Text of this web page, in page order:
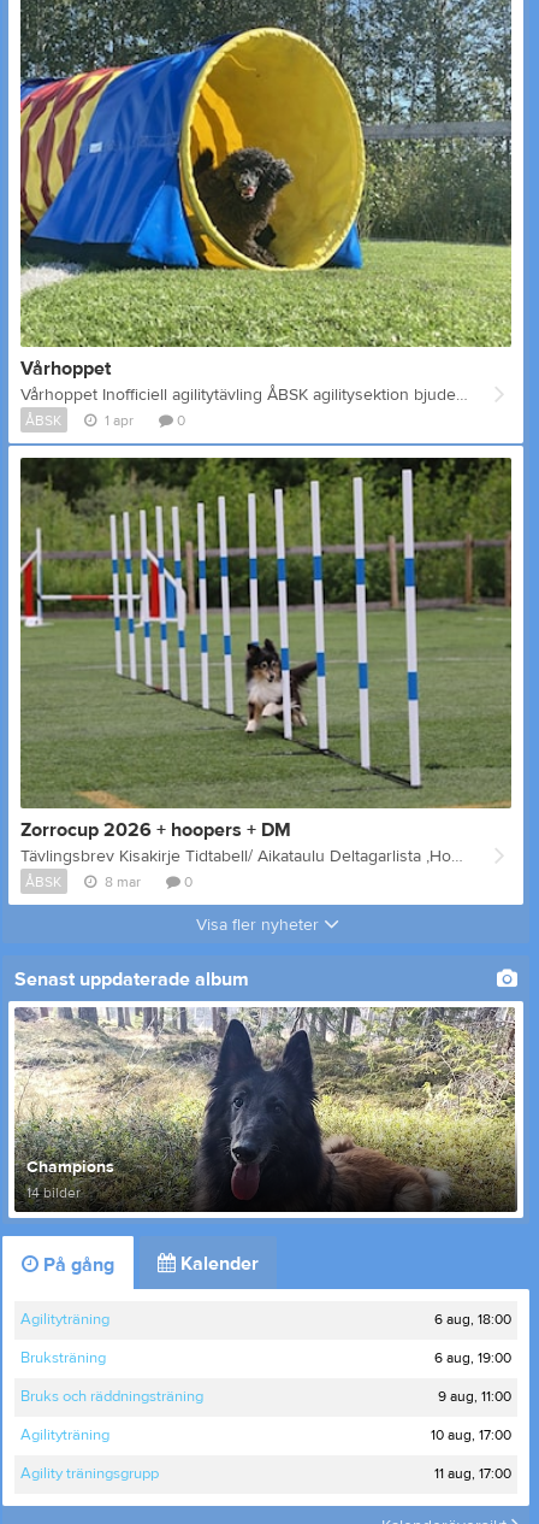
Vårhoppet
Vårhoppet Inofficiell agilitytävling ÅBSK agilitysektion bjuder in till (inoff) VÅRHOPPET på agilityplanerna i torp. När? 29.4.2026 kl 18.00 Klass? Hoppklasser: Klass 1/2 Klass 3 Domare. Sofia Bergman Ta din chans att känna på tävlingsnerverna inför ZorroCup! Anmäl genom att skicka ett meddelande till Sofia Karlsson med klass, storlek samt ditt och hundens namn. 7 euro per start för medlemmar i ÅBSK, 10 euro per start icke medlemmar. Ålands Bruks- och sällskapshundklubb IBAN: FI91 6601 0001 0947 13 Referensnummer: 45900 Ska du vara funktionär på ZorroCup? Nya uppgifter? Ta chansen att öva på funktionärsuppgifterna innan officiella tävlingen! Vi hjälps åt så alla känner sig trygga inför maj. Anmäl dig här till Sofia Karlssonom du kan tänka dig hjälpa till på Inoff Vårhoppet, vi blir tacksamma
ÅBSK 1 apr 0
Zorrocup 2026 + hoopers + DM
Tävlingsbrev Kisakirje Tidtabell/ Aikataulu Deltagarlista ,Hoopers 8.5 Deltagarlista agility I år ordnas våra officiella agilitytävlingar Zorrocup 9-10 maj. På kvällen 8 maj ordnas officiell hooperstävling. Söndagen den 10 maj hålls Ålands Kenneldistrikts distriktsmästerskap. Domare: Arto Laitinen Hoopers kvällstävling: Två tävlingar för klass 1 och 2 (A och B) Tävlingarna hålls på inhägnat konstgräs. Zorrocupen: På lördag är det tre tävlingar för alla klasser och en fjärde tävling för klass 1 och 2. På söndag har alla två tävlingar. Tävling A och C är hopp och B är agility. Tävling D (endast klass 1 och 2) är agility. Tävling E är agility och F är hopp. Agilitytävlingarna hålls på en stor konstgräsplan och hopp på naturgräs. Båda banorna är inhägnade. På lördag är startordningen 1A,1B,1C,1D 2A,2B,2C,2D, 3A,3B,3C Och på söndagen 3E,3F,2E,2F,1E,1F Zorrocup består av tävlingarna A,B,C, På lördagen startar klass 3 ungefär 15.00 och klass 1 och 2 avgörs innan det. Och på söndagen beräknas tävlingarna vara klara så att de som skall till Åbo hinner med eftermiddagsfärjan. Anmälningarna görs via KITU, SAGIS tävlingskalender senast 27.4 Anmälningsavgift 14e per start (11e med ÅBSK licens) IBAN: FI91 6601 0001 0947 13 Referensnummer: 45900 Mätning av hundar Förfrågningar samt anmälan till mätning skickas till Sofia Bergman, sofia.bergman@outlook.com OBS! Hundarna skall vara vaccinerade enligt Finska Kennelklubbens direktiv, och hundar som kommer från Sverige skall även vara avmaskade mot dvärgbandmask. Obs följande ÅBSK:s agilitytävlingar hålls den 12-13 september. Domare: Michaela Jansson från Sverige. Visa mindre Zorrocup 2026 Tänä vuonna järjestämme viralliset agilitykilpailumme Zorrocup 9.–10.5. Illalla 8.5 järjestetään virallinen hoopers-kilpailu. Sunnuntaina 10.5 pidetään Ahvenanmaan kennelpiirin piirimestaruuskilpailut. Tuomari: Arto Laitinen Hoopersin iltakilpailu Kaksi kilpailua luokille 1 ja 2 (A ja B). Kilpailut pidetään aidatulla tekonurmella. Zorrocup Lauantaina on kolme kilpailua kaikille luokille ja neljäs kilpailu luokille 1 ja 2. Sunnuntaina kaikilla on kaksi kilpailua. . Kilpailut A ja C ovat hyppyratoja ja B on agilityrata. Kilpailu D (vain luokat 1 ja 2) on agilityrata. Kilpailu E on agilityrata ja F on hyppyrata Agilitykilpailut järjestetään suurella tekonurmikentällä ja hyppykilpailut luonnonnurmella. Molemmat radat ovat aidatut. Lauantaina kilpailujärjestys on 1A, 1B, 1C, 1D, 2A, 2B, 2C, 2D, 3A, 3B, 3C ja sunnuntaina 3E, 3F, 2E, 2F, 1E, 1F Zorro cup koostuu kilpailuista A, B ja C. Lauantaina luokka 3 alkaa noin klo. 15.00 ja luokat 1 ja 2 ratkaistaan ennen sitä. Sunnuntaina kilpailujen odotetaan päättyvän niin, että Turkuun matkustavat ehtivät mukaan iltapäivälauttaan. Ilmoittautuminen KITU:n kautta (SAGI:n kilpailukalenteri) viimeistään 27.4. Maksu: 14 €/startti (11€ ÅBSK:n lisenssillä) IBAN FI91 6601 0001 0947 13 Viitenumero 45900 Tiedustelut sekä ilmoittautumiset mittaukseen lähetetään Sofia Bergmanille: sofia.bergman@outlook.com HUOM! Koirien tulee olla rokotettuja Suomen Kennelliiton määräysten mukaisesti, ja Ruotsista saapuvien koirien tulee lisäksi loislääkitä ekinokokin varalta. ÅBSK:n seuraavat agilitykilpailut järjestetään 12.–13.9.2026 Tuomarina toimii Michaela Jansson Ruotsista.
ÅBSK 8 mar 0
Visa fler nyheter
Senast uppdaterade album
Champions
14 bilder
På gång Kalender
Agilityträning 6 aug, 18:00
Bruksträning 6 aug, 19:00
Bruks och räddningsträning 9 aug, 11:00
Agilityträning 10 aug, 17:00
Agility träningsgrupp 11 aug, 17:00